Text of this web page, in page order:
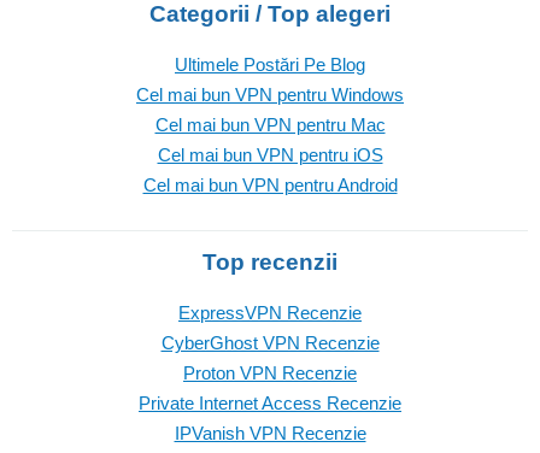
Categorii / Top alegeri
Ultimele Postări Pe Blog
Cel mai bun VPN pentru Windows
Cel mai bun VPN pentru Mac
Cel mai bun VPN pentru iOS
Cel mai bun VPN pentru Android
Top recenzii
ExpressVPN Recenzie
CyberGhost VPN Recenzie
Proton VPN Recenzie
Private Internet Access Recenzie
IPVanish VPN Recenzie